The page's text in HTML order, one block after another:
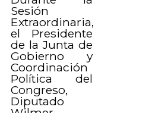
Sesión
Extraordinaria,
el Presidente
de la Junta de
Gobierno y
Coordinación
Política del
Congreso,
Diputado